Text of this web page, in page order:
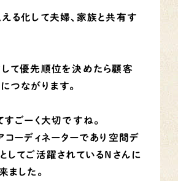
る化して夫婦、家族と共有す
て優先順位を決めたら顧客
つながります。
すごーく大切ですね。
コーディネーターであり空間デ
してご活躍されているＮさんに
ました。